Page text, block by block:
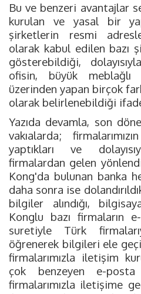
Bu ve benzeri avantajlar
kurulan ve yasal bir
şirketlerin resmi
olarak kabul edilen bazı
gösterebildiği,
ofisin, büyük
üzerinden yapan birçok
olarak belirlenebildiği
Yazıda devamla, son
vakıalarda;
yaptıkları ve
firmalardan gelen
Kong'da bulunan banka
daha sonra ise
bilgiler alındığı,
Konglu bazı firmaların
suretiyle Türk
öğrenerek bilgileri ele
firmalarımızla iletişim
çok benzeyen e-posta
firmalarımızla iletişime